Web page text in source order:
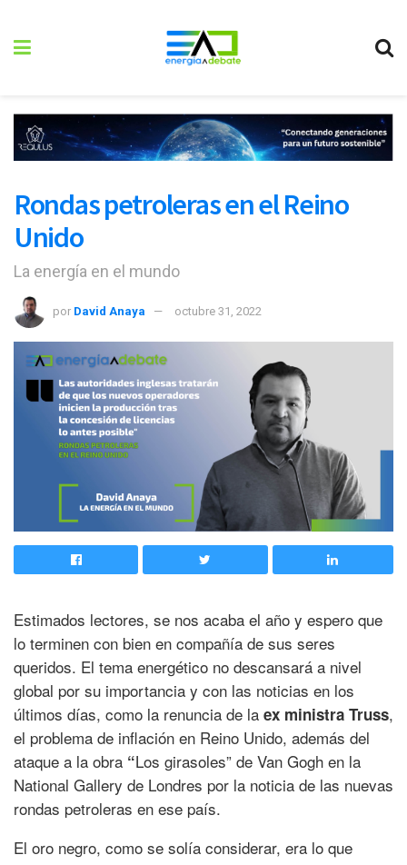
Rondas petroleras en el Reino
Unido
La energía en el mundo
por David Anaya octubre 31, 2022
Estimados lectores, se nos acaba el año y espero que
lo terminen con bien en compañía de sus seres
queridos. El tema energético no descansará a nivel
global por su importancia y con las noticias en los
últimos días, como la renuncia de la ex ministra Truss,
el problema de inflación en Reino Unido, además del
ataque a la obra “Los girasoles” de Van Gogh en la
National Gallery de Londres por la noticia de las nuevas
rondas petroleras en ese país.
El oro negro, como se solía considerar, era lo que